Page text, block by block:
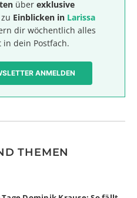
über exklusive
Einblicken in Larissa
dir wöchentlich alles
dein Postfach.
ANMELDEN
THEMEN